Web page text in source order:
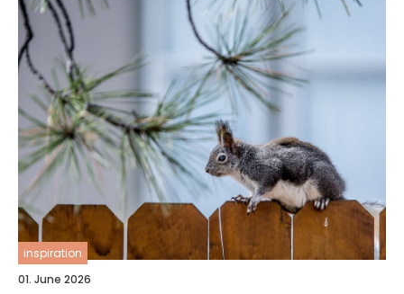
inspiration
01. June 2026